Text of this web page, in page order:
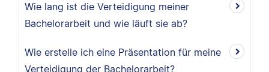
Wie lang ist die Verteidigung meiner
Bachelorarbeit und wie läuft sie ab?
Wie erstelle ich eine Präsentation für meine
Verteidigung der Bachelorarbeit?